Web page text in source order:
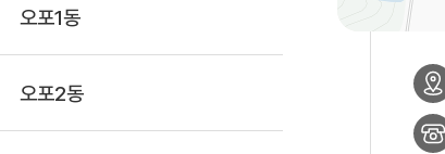
오포1동
오포2동